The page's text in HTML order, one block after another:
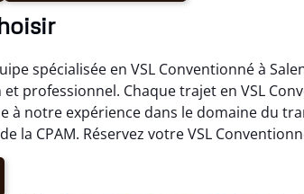
spécialisée en VSL Conventionné à
professionnel. Chaque trajet en VSL
à notre expérience dans le domaine du
la CPAM. Réservez votre VSL